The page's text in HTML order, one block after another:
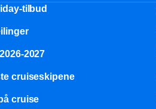
tilbud
2027
cruiseskipene
cruise